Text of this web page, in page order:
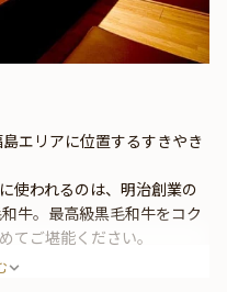
エリアに位置するすきやき
使われるのは、明治創業の
牛。最高級黒毛和牛をコク
てご堪能ください。